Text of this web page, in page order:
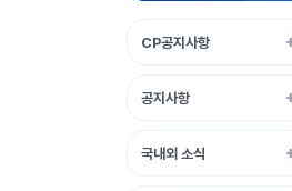
CP공지사항
공지사항
국내외 소식